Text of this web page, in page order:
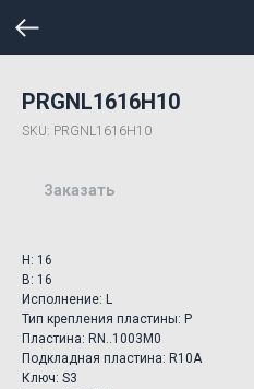
PRGNL1616H10
SKU: PRGNL1616H10
Заказать
H: 16
B: 16
Исполнение: L
Тип крепления пластины: P
Пластина: RN..1003M0
Подкладная пластина: R10A
Ключ: S3